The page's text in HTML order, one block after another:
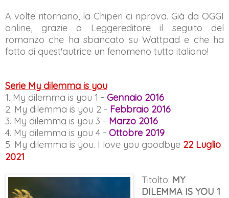
A volte ritornano, la Chiperi ci riprova. Già da OGGI
online, grazie a Leggereditore il seguito del
romanzo che ha sbancato su Wattpad e che ha
fatto di quest'autrice un fenomeno tutto italiano!
Serie My dilemma is you
1. My dilemma is you 1 - Gennaio 2016
2. My dilemma is you 2 - Febbraio 2016
3. My dilemma is you 3 - Marzo 2016
4. My dilemma is you 4 - Ottobre 2019
5. My dilemma is you. I love you goodbye 22 Luglio
2021
Titolto: MY
DILEMMA IS YOU 1